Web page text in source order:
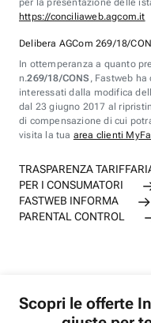
per la presentazione delle
https://conciliaweb.agcom.it
Delibera AGCom 269/18/
In ottemperanza a quanto
n.269/18/CONS , Fastweb
interessati dalla modifica
dal 23 giugno 2017 al
di compensazione di cui
visita la tua area clienti
TRASPARENZA
PER I CONSUMATORI
FASTWEB INFORMA
PARENTAL CONTROL
Scopri le offerte